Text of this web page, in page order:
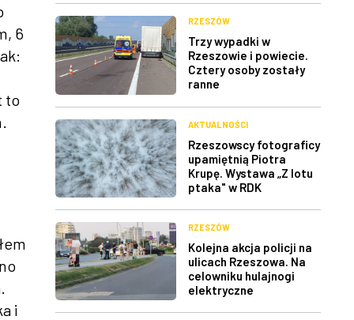
6
to
i
RZESZÓW
Trzy wypadki w
Rzeszowie i powiecie.
Cztery osoby zostały
ranne
AKTUALNOŚCI
Rzeszowscy fotograficy
upamiętnią Piotra
Krupę. Wystawa „Z lotu
ptaka" w RDK
RZESZÓW
Kolejna akcja policji na
ulicach Rzeszowa. Na
celowniku hulajnogi
elektryczne